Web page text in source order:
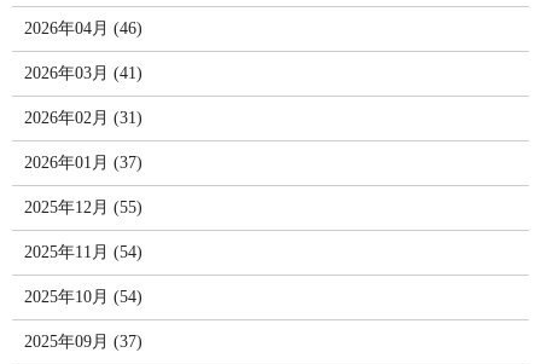
2026年04月 (46)
2026年03月 (41)
2026年02月 (31)
2026年01月 (37)
2025年12月 (55)
2025年11月 (54)
2025年10月 (54)
2025年09月 (37)